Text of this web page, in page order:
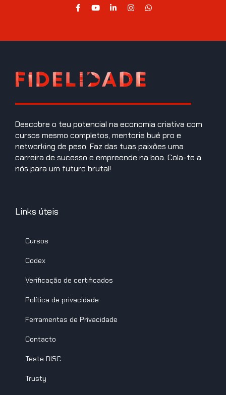
Descobre o teu potencial na economia criativa com
cursos mesmo completos, mentoria bué pro e
networking de peso. Faz das tuas paixões uma
carreira de sucesso e empreende na boa. Cola-te a
nós para um futuro brutal!
Links úteis
Cursos
Codex
Verificação de certificados
Política de privacidade
Ferramentas de Privacidade
Contacto
Teste DISC
Trusty